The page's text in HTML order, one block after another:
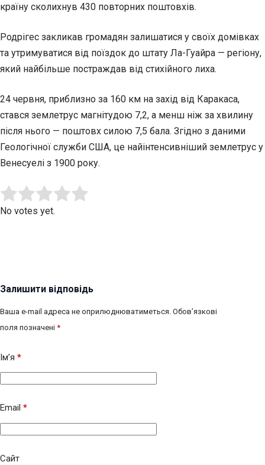
країну сколихнув 430 повторних поштовхів.
Родрігес закликав громадян залишатися у своїх домівках
та утримуватися від поїздок до штату Ла-Гуайра — регіону,
який найбільше постраждав від стихійного лиха.
24 червня, приблизно за 160 км на захід від Каракаса,
стався землетрус магнітудою 7,2, а менш ніж за хвилину
після нього — поштовх силою 7,5 бала. Згідно з даними
Геологічної служби США, це найінтенсивніший землетрус у
Венесуелі з 1900 року.
Rate this item:
No votes yet.
Залишити відповідь
Ваша e-mail адреса не оприлюднюватиметься. Обов’язкові
поля позначені *
Ім’я *
Email *
Сайт